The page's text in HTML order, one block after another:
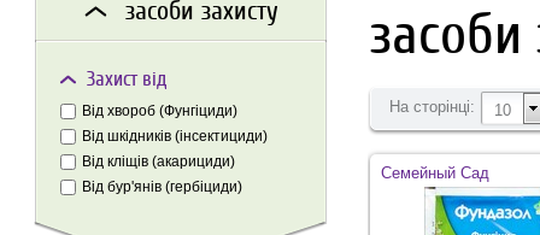
засоби захисту
Захист від
Від хвороб (Фунгіциди)
Від шкідників (інсектициди)
Від кліщів (акарициди)
Від бур'янів (гербіциди)
засоби
На сторінці: 10
Семейный Сад